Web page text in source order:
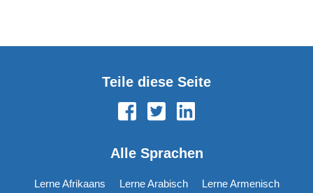
Teile diese Seite
Alle Sprachen
Lerne Afrikaans Lerne Arabisch
Lerne Armenisch